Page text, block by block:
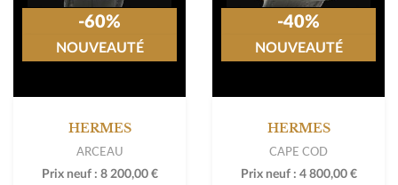
HERMES
ARCEAU
Prix neuf : 8 200,00 €
-60%
NOUVEAUTÉ
HERMES
CAPE COD
Prix neuf : 4 800,00 €
-40%
NOUVEAUTÉ